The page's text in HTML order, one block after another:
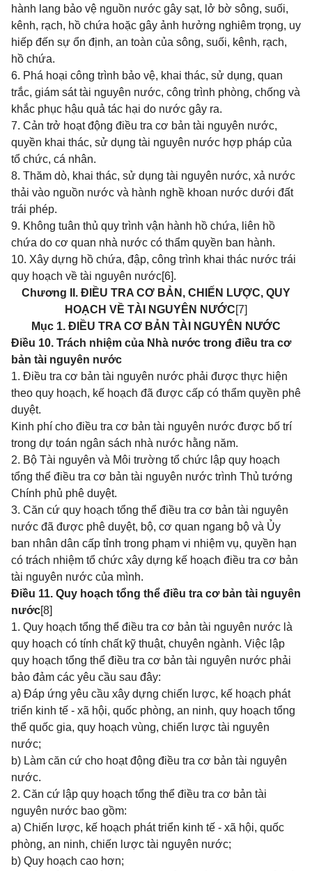
hành lang bảo vệ nguồn nước gây sạt, lở bờ sông, suối,
kênh, rạch, hồ chứa hoặc gây ảnh hưởng nghiêm trọng, uy
hiếp đến sự ổn định, an toàn của sông, suối, kênh, rạch,
hồ chứa.
6. Phá hoại công trình bảo vệ, khai thác, sử dụng, quan
trắc, giám sát tài nguyên nước, công trình phòng, chống và
khắc phục hậu quả tác hại do nước gây ra.
7. Cản trở hoạt động điều tra cơ bản tài nguyên nước,
quyền khai thác, sử dụng tài nguyên nước hợp pháp của
tổ chức, cá nhân.
8. Thăm dò, khai thác, sử dụng tài nguyên nước, xả nước
thải vào nguồn nước và hành nghề khoan nước dưới đất
trái phép.
9. Không tuân thủ quy trình vận hành hồ chứa, liên hồ
chứa do cơ quan nhà nước có thẩm quyền ban hành.
10. Xây dựng hồ chứa, đập, công trình khai thác nước trái
quy hoạch về tài nguyên nước[6].
Chương II. ĐIỀU TRA CƠ BẢN, CHIẾN LƯỢC, QUY
HOẠCH VỀ TÀI NGUYÊN NƯỚC[7]
Mục 1. ĐIỀU TRA CƠ BẢN TÀI NGUYÊN NƯỚC
Điều 10. Trách nhiệm của Nhà nước trong điều tra cơ
bản tài nguyên nước
1. Điều tra cơ bản tài nguyên nước phải được thực hiện
theo quy hoạch, kế hoạch đã được cấp có thẩm quyền phê
duyệt.
Kinh phí cho điều tra cơ bản tài nguyên nước được bố trí
trong dự toán ngân sách nhà nước hằng năm.
2. Bộ Tài nguyên và Môi trường tổ chức lập quy hoạch
tổng thể điều tra cơ bản tài nguyên nước trình Thủ tướng
Chính phủ phê duyệt.
3. Căn cứ quy hoạch tổng thể điều tra cơ bản tài nguyên
nước đã được phê duyệt, bộ, cơ quan ngang bộ và Ủy
ban nhân dân cấp tỉnh trong phạm vi nhiệm vụ, quyền hạn
có trách nhiệm tổ chức xây dựng kế hoạch điều tra cơ bản
tài nguyên nước của mình.
Điều 11. Quy hoạch tổng thể điều tra cơ bản tài nguyên
nước[8]
1. Quy hoạch tổng thể điều tra cơ bản tài nguyên nước là
quy hoạch có tính chất kỹ thuật, chuyên ngành. Việc lập
quy hoạch tổng thể điều tra cơ bản tài nguyên nước phải
bảo đảm các yêu cầu sau đây:
a) Đáp ứng yêu cầu xây dựng chiến lược, kế hoạch phát
triển kinh tế - xã hội, quốc phòng, an ninh, quy hoạch tổng
thể quốc gia, quy hoạch vùng, chiến lược tài nguyên
nước;
b) Làm căn cứ cho hoạt động điều tra cơ bản tài nguyên
nước.
2. Căn cứ lập quy hoạch tổng thể điều tra cơ bản tài
nguyên nước bao gồm:
a) Chiến lược, kế hoạch phát triển kinh tế - xã hội, quốc
phòng, an ninh, chiến lược tài nguyên nước;
b) Quy hoạch cao hơn;